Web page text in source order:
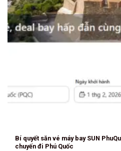
Bí quyết săn vé máy bay SUN
chuyến đi Phú Quốc